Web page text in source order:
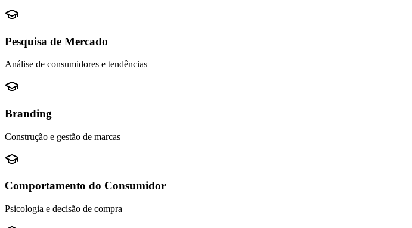
Pesquisa de Mercado
Análise de consumidores e tendências
Branding
Construção e gestão de marcas
Comportamento do Consumidor
Psicologia e decisão de compra